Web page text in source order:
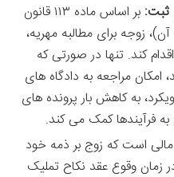
ثبت:
بر اساس ماده ۱۱۳ قانون
زوجه برای مطالبه مهریه،
کند. تنها در صورتی که
مراجعه به دادگاه های
به کاهش بار پرونده های
فرآیندها کمک می کند.
است که زوج بر ذمه خود
وقوع عقد نکاح تملیک